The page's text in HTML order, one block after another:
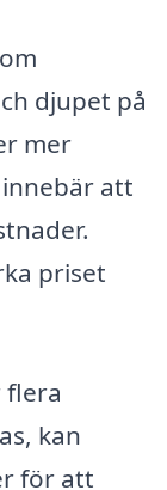
djupet på
mer
att
priset
flera
kan
för att